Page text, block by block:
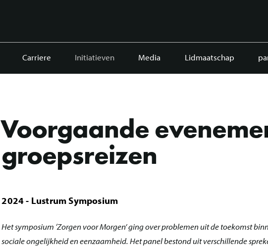
Carriere Initiatieven Media Lidmaatschap
Voorgaande
groepsreizen
2024 - Lustrum Symposium
Het symposium ‘Zorgen voor Morgen’ ging over problemen uit de toekomst
sociale ongelijkheid en eenzaamheid. Het panel bestond uit verschillende